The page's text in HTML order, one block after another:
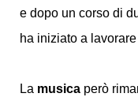
e dopo un corso di
ha iniziato a
La musicaperò